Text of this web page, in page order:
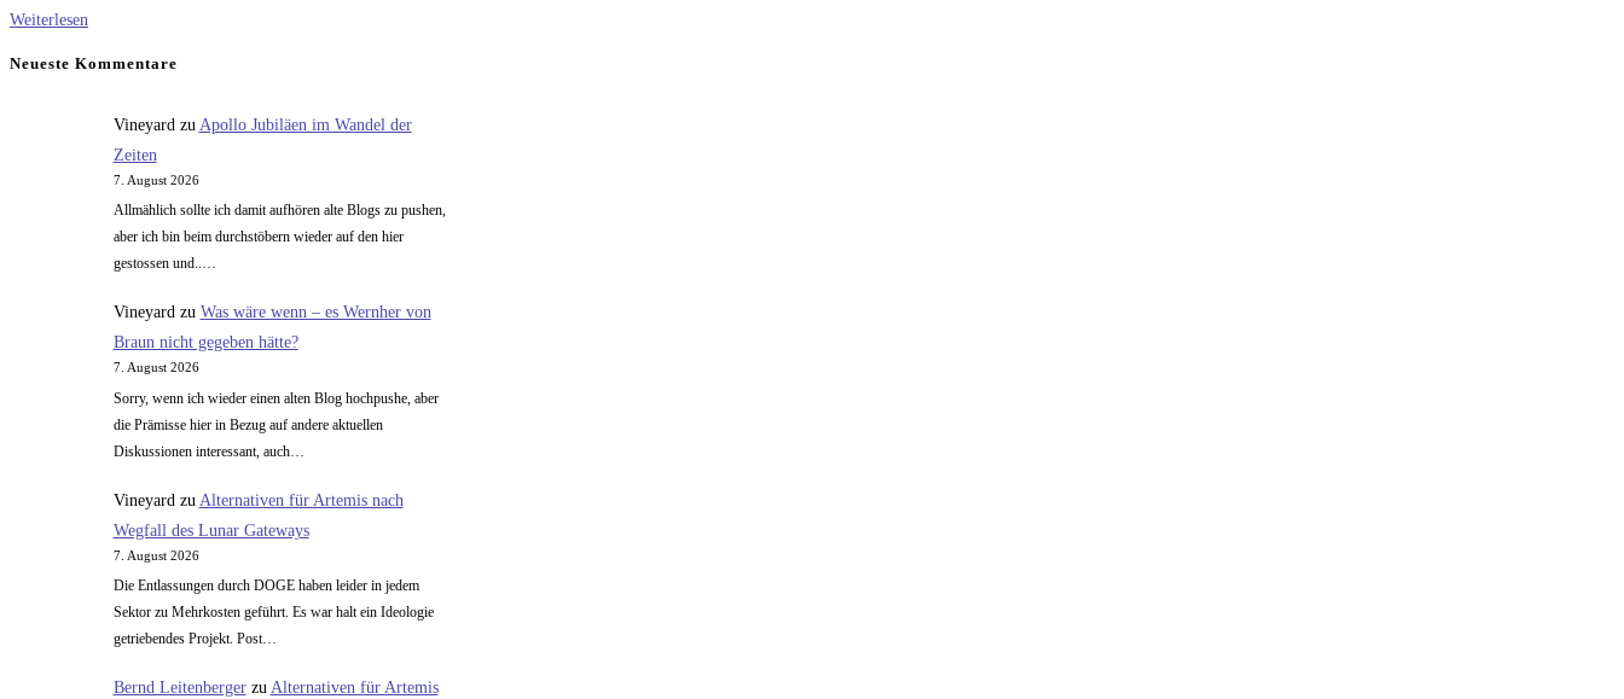
Weiterlesen
Neueste Kommentare
Vineyard zu Apollo Jubiläen im Wandel der
Zeiten
7. August 2026
Allmählich sollte ich damit aufhören alte Blogs zu pushen,
aber ich bin beim durchstöbern wieder auf den hier
gestossen und..…
Vineyardzu Was wäre wenn – es Wernher von
Braun nicht gegeben hätte?
7. August 2026
Sorry, wenn ich wieder einen alten Blog hochpushe, aber
die Prämisse hier in Bezug auf andere aktuellen
Diskussionen interessant, auch…
Vineyard zu Alternativen für Artemis nach
Wegfall des Lunar Gateways
7. August 2026
Die Entlassungen durch DOGE haben leider in jedem
Sektor zu Mehrkosten geführt. Es war halt ein Ideologie
getriebendes Projekt. Post…
Bernd Leitenbergerzu Alternativen für Artemis